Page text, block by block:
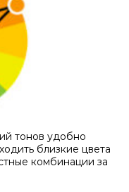
тонов удобно
близкие цвета
комбинации за